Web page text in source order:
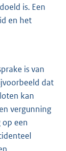
is. Een
en het
is van
dat
kan
vergunning
op een